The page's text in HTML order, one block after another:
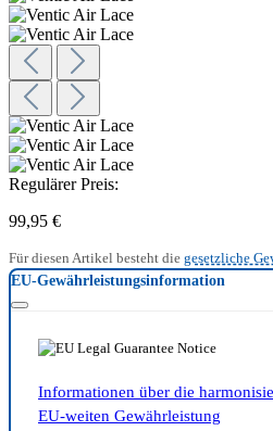
Regulärer Preis:
99,95 €
Für diesen Artikel besteht die gesetzliche
EU-Gewährleistungsinformation
Informationen über die
EU-weiten Gewährleistung